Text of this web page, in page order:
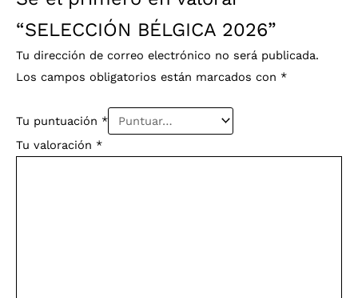
“SELECCIÓN BÉLGICA 2026”
Tu dirección de correo electrónico no será publicada.
Los campos obligatorios están marcados con *
Tu puntuación *
Tu valoración *